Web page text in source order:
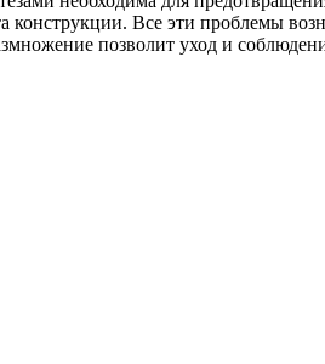
конструкции. Все эти проблемы
позволит уход и